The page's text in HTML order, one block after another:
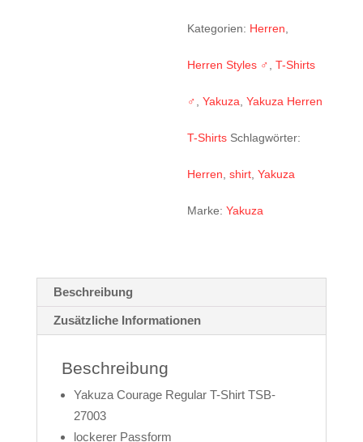
Menge
Kategorien: Herren
Herren Styles ♂ ,T-Shirts
♂ ,Yakuza ,Yakuza Herren
T-Shirts Schlagwörter:
Herren ,shirt ,Yakuza
Marke:Yakuza
Beschreibung
Zusätzliche Informationen
Beschreibung
Yakuza Courage Regular T-Shirt TSB-
27003
lockerer Passform